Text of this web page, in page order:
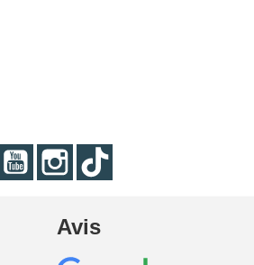
FacebookYouTubeInstagram
Avis